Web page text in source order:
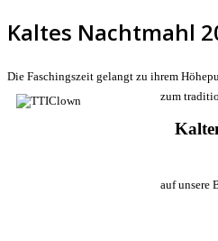
Kaltes Nachtmahl
Die Faschingszeit gelangt zu ihrem
zum
auf unsere